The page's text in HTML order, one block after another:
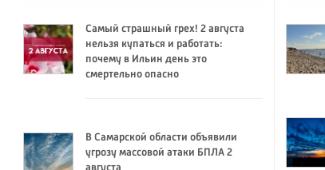
Самый страшный грех! 2 августа
нельзя купаться и работать:
почему в Ильин день это
смертельно опасно
В Самарской области объявили
угрозу массовой атаки БПЛА 2
августа